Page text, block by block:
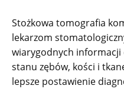
Stożkowa tomografia
lekarzom
wiarygodnych
stanu zębów, kości i
lepsze postawienie